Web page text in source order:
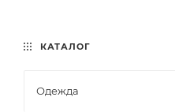
КАТАЛОГ
Одежда